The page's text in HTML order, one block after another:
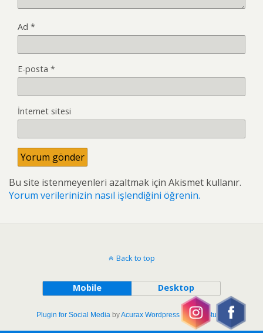
Ad *
E-posta *
İnternet sitesi
Bu site istenmeyenleri azaltmak için Akismet kullanır.
Yorum verilerinizin nasıl işlendiğini öğrenin.
Back to top
Mobile Desktop
Plugin for Social Media byAcurax Wordpress Design Studio